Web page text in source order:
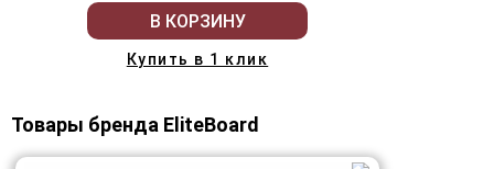
В КОРЗИНУ
Купить в 1 клик
Товары бренда EliteBoard